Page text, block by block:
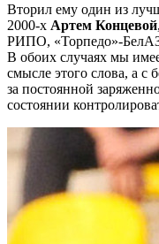
Вторил ему один из
2000-х Артем Концевой
РИПО, «Торпедо»-
В обоих случаях мы
смысле этого слова, а с
за постоянной
состоянии